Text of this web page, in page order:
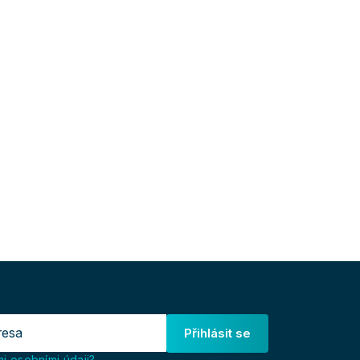
Přihlásit se